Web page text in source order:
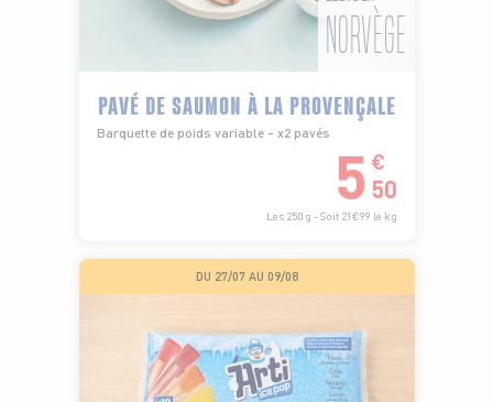
NORVÈGE
PAVÉ DE SAUMON À LA PROVENÇALE
Barquette de poids variable - x2 pavés
5 €
50
Les 250 g - Soit 21€99 le kg
DU 27/07 AU 09/08